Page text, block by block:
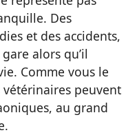
Des
et des accidents,
alors qu’il
Comme vous le
vétérinaires peuvent
au grand